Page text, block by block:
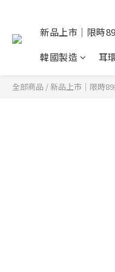
新品上市｜限時
韓國製造
耳
全部商品 /新品上市｜限時